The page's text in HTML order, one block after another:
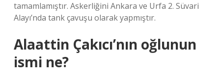
tamamlamıştır. Askerliğini Ankara ve Urfa 2. Süvari
Alayı’nda tank çavuşu olarak yapmıştır.
Alaattin Çakıcı’nın oğlunun
ismi ne?